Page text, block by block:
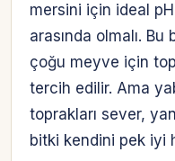
mersini için ideal pH
arasında olmalı.
çoğu meyve için
tercih edilir. Ama
toprakları sever,
bitki kendini pek iyi